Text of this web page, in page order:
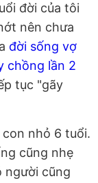
đời của tôi
nên chưa
đời sống vợ
chồng lần 2
tục "gãy
nhỏ 6 tuổi.
cũng nhẹ
người cũng